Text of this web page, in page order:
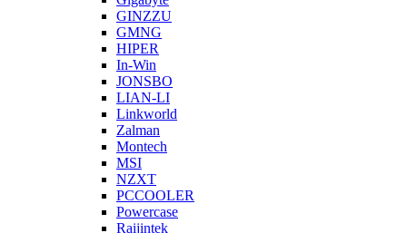
GINZZU
GMNG
HIPER
In-Win
JONSBO
LIAN-LI
Linkworld
Zalman
Montech
MSI
NZXT
PCCOOLER
Powercase
Raijintek